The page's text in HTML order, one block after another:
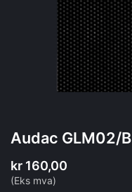
Audac GLM02/
kr 160,00
(Eks mva)